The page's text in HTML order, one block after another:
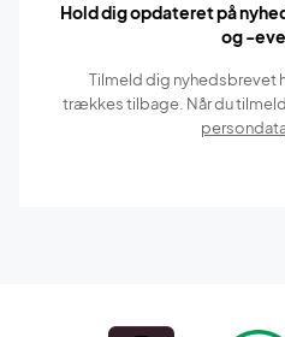
Hold dig opdateret på
og -
Tilmeld dig nyhedsbrevet
trækkes tilbage. Når du